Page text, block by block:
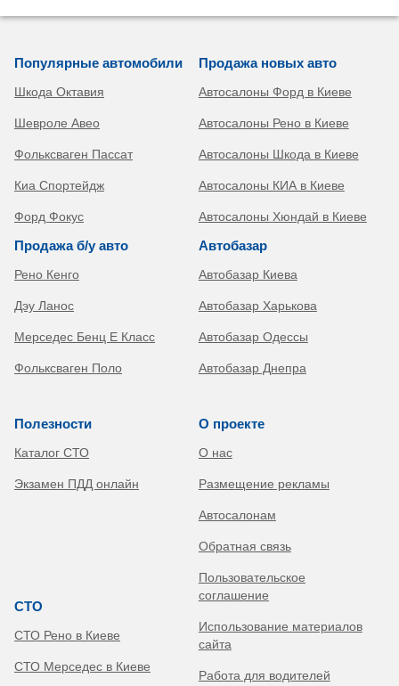
Популярные автомобили
Шкода Октавия
Шевроле Авео
Фольксваген Пассат
Киа Спортейдж
Форд Фокус
Продажа б/у авто
Рено Кенго
Дэу Ланос
Мерседес Бенц Е Класс
Фольксваген Поло
Продажа новых авто
Автосалоны Форд в Киеве
Автосалоны Рено в Киеве
Автосалоны Шкода в Киеве
Автосалоны КИА в Киеве
Автосалоны Хюндай в Киеве
Автобазар
Автобазар Киева
Автобазар Харькова
Автобазар Одессы
Автобазар Днепра
Полезности
Каталог СТО
Экзамен ПДД онлайн
СТО
СТО Рено в Киеве
СТО Мерседес в Киеве
О проекте
О нас
Размещение рекламы
Автосалонам
Обратная связь
Пользовательское
соглашение
Использование материалов
сайта
Работа для водителей